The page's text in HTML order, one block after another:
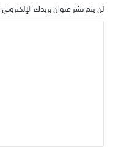
لن يتم نشر عنوان بريدك الإلكتروني.